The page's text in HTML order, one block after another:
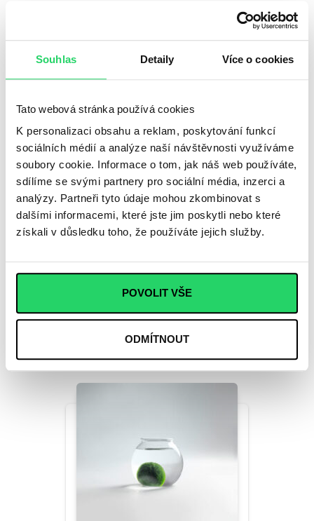
Souhlas Detaily Více o cookies
Tato webová stránka používá cookies
K personalizaci obsahu a reklam, poskytování funkcí
sociálních médií a analýze naší návštěvnosti využíváme
soubory cookie. Informace o tom, jak náš web používáte,
sdílíme se svými partnery pro sociální média, inzerci a
analýzy. Partneři tyto údaje mohou zkombinovat s
dalšími informacemi, které jste jim poskytli nebo které
získali v důsledku toho, že používáte jejich služby.
POVOLIT VŠE
ODMÍTNOUT
Mohlo by se Vám líbit…
15 %
LETO15
Dóza – mísa na kořenu + 8-16
středních řasokoulí
2250Kč – 2890Kč